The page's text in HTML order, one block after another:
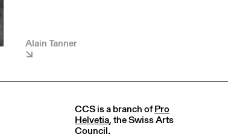
Alain Tanner
CCS is a branch ofPro
Helvetia, the Swiss Arts
Council.